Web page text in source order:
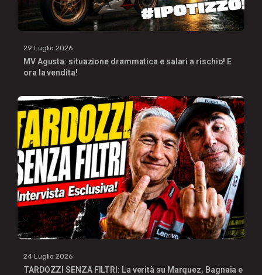
29 Luglio 2026
MV Agusta: situazione drammatica e salari a rischio! E
ora la vendita!
24 Luglio 2026
TARDOZZI SENZA FILTRI: La verità su Marquez, Bagnaia e